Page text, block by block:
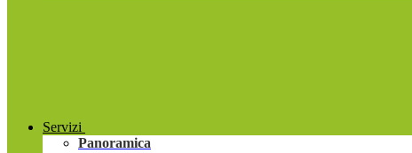
Servizi
Panoramica